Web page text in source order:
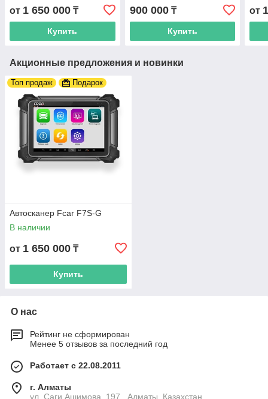
от 1 650 000 ₸
Купить
900 000₸
Купить
от
Акционные предложения и новинки
Топ продаж Подарок
Автосканер Fcar F7S-G
В наличии
от 1 650 000 ₸
Купить
О нас
Рейтинг не сформирован
Менее 5 отзывов за последний год
Работает с 22.08.2011
г. Алматы
ул. Саги Ашимова, 197 , Алматы, Казахстан